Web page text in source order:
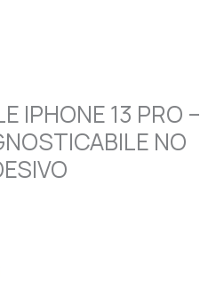
IPHONE 13 PRO –
NO